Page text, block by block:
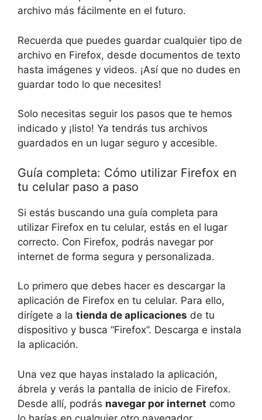
archivo más fácilmente en el futuro.
Recuerda que puedes guardar cualquier tipo de
archivo en Firefox, desde documentos de texto
hasta imágenes y videos. ¡Así que no dudes en
guardar todo lo que necesites!
Solo necesitas seguir los pasos que te hemos
indicado y ¡listo! Ya tendrás tus archivos
guardados en un lugar seguro y accesible.
Guía completa: Cómo utilizar Firefox en
tu celular paso a paso
Si estás buscando una guía completa para
utilizar Firefox en tu celular, estás en el lugar
correcto. Con Firefox, podrás navegar por
internet de forma segura y personalizada.
Lo primero que debes hacer es descargar la
aplicación de Firefox en tu celular. Para ello,
dirígete a la tienda de aplicaciones de tu
dispositivo y busca “Firefox”. Descarga e instala
la aplicación.
Una vez que hayas instalado la aplicación,
ábrela y verás la pantalla de inicio de Firefox.
Desde allí, podrás navegar por internet como